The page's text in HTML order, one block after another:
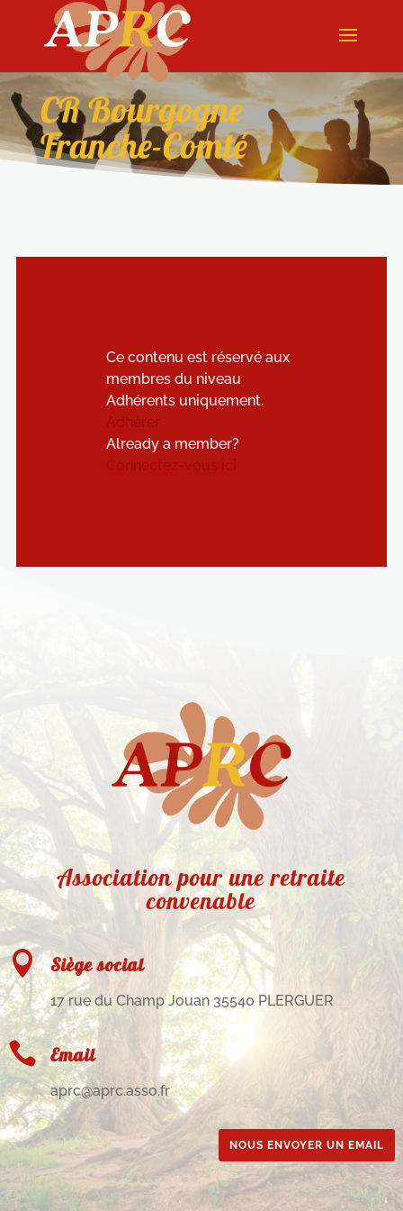
CR Bourgogne
Franche-Comté
Ce contenu est réservé aux
membres du niveau
Adhérents uniquement.
Already a member?
Association pour une retraite
convenable
 Siège social
17 rue du Champ Jouan 35540 PLERGUER
 Email
aprc@aprc.asso.fr
NOUS ENVOYER UN EMAIL